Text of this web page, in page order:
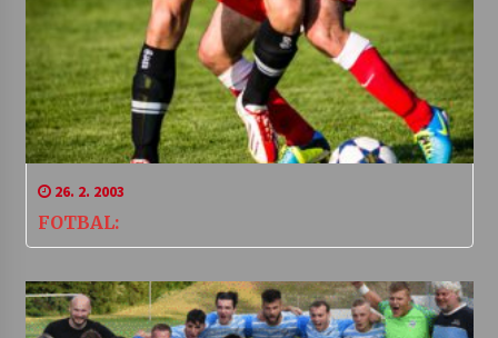
26. 2. 2003
FOTBAL: